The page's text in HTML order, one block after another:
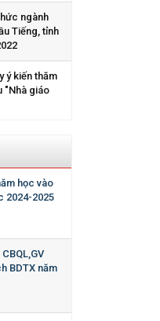
ngành
Tiếng, tỉnh
ý kiến thăm
"Nhà giáo
học vào
2024-2025
BDTX năm